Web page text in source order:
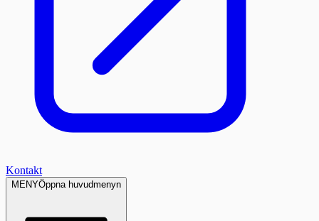
Kontakt
MENYÖppna huvudmenyn